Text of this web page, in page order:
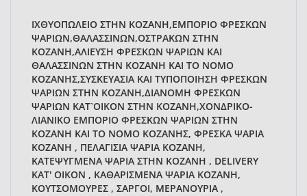
ΙΧΘΥΟΠΩΛΕΙΟ ΣΤΗΝ ΚΟΖΑΝΗ,ΕΜΠΟΡΙΟ ΦΡΕΣΚΩΝ
ΨΑΡΙΩΝ,ΘΑΛΑΣΣΙΝΩΝ,ΟΣΤΡΑΚΩΝ ΣΤΗΝ
ΚΟΖΑΝΗ,ΑΛΙΕΥΣΗ ΦΡΕΣΚΩΝ ΨΑΡΙΩΝ ΚΑΙ
ΘΑΛΑΣΣΙΝΩΝ ΣΤΗΝ ΚΟΖΑΝΗ ΚΑΙ ΤΟ ΝΟΜΟ
ΚΟΖΑΝΗΣ,ΣΥΣΚΕΥΑΣΙΑ ΚΑΙ ΤΥΠΟΠΟΙΗΣΗ ΦΡΕΣΚΩΝ
ΨΑΡΙΩΝ ΣΤΗΝ ΚΟΖΑΝΗ,ΔΙΑΝΟΜΗ ΦΡΕΣΚΩΝ
ΨΑΡΙΩΝ ΚΑΤ`ΟΙΚΟΝ ΣΤΗΝ ΚΟΖΑΝΗ,ΧΟΝΔΡΙΚΟ-
ΛΙΑΝΙΚΟ ΕΜΠΟΡΙΟ ΦΡΕΣΚΩΝ ΨΑΡΙΩΝ ΣΤΗΝ
ΚΟΖΑΝΗ ΚΑΙ ΤΟ ΝΟΜΟ ΚΟΖΑΝΗΣ, ΦΡΕΣΚΑ ΨΑΡΙΑ
ΚΟΖΑΝΗ , ΠΕΛΑΓΙΣΙΑ ΨΑΡΙΑ ΚΟΖΑΝΗ,
ΚΑΤΕΨΥΓΜΕΝΑ ΨΑΡΙΑ ΣΤΗΝ ΚΟΖΑΝΗ , DELIVERY
ΚΑΤ' ΟΙΚΟΝ , ΚΑΘΑΡΙΣΜΕΝΑ ΨΑΡΙΑ ΚΟΖΑΝΗ,
ΚΟΥΤΣΟΜΟΥΡΕΣ , ΣΑΡΓΟΙ, ΜΕΡΑΝΟΥΡΙΑ ,